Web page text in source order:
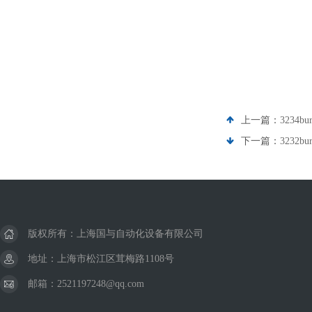
上一篇：
下一篇：
版权所有：上海国与自动化设备有限公司
地址：上海市松江区茸梅路1108号
邮箱：2521197248@qq.com